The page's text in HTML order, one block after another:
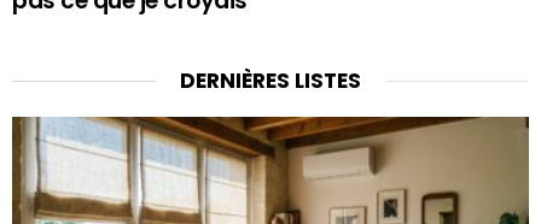
DERNIÈRES LISTES